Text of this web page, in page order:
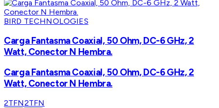
BIRD TECHNOLOGIES
Carga Fantasma Coaxial, 50 Ohm, DC-6 GHz, 2
Watt, Conector N Hembra.
Carga Fantasma Coaxial, 50 Ohm, DC-6 GHz, 2
Watt, Conector N Hembra.
2TFN2TFN